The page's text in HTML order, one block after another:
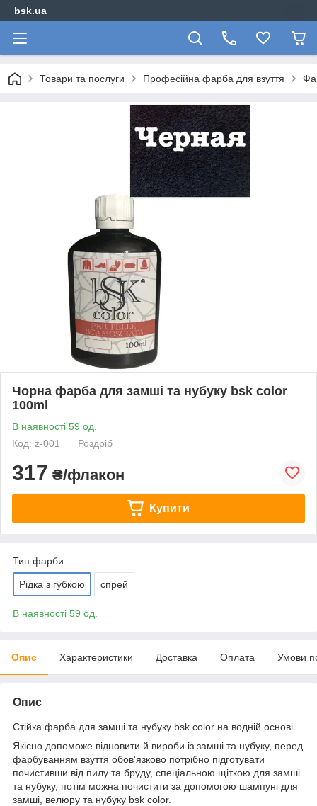
bsk.ua
Товари та послуги Професійна фарба для взуття
Чорна фарба для замші та нубуку bsk color
100ml
В наявності 59 од.
Код: z-001
Роздріб
317 ₴/флакон
Купити
Тип фарби
Рідка з губкою спрей
В наявності 59 од.
Опис Характеристики Доставка Оплата Умови
Опис
Стійка фарба для замші та нубуку bsk color на водній основі.
Якісно допоможе відновити й вироби із замші та нубуку, перед
фарбуванням взуття обов'язково потрібно підготувати
почистивши від пилу та бруду, спеціальною щіткою для замші
та нубуку, потім можна почистити за допомогою шампуні для
замші, велюру та нубуку bsk color.